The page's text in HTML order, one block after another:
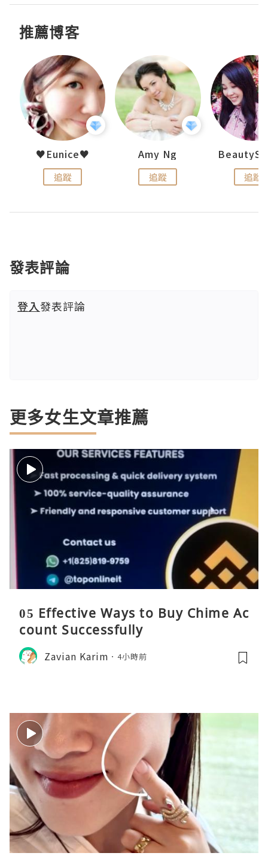
推薦博客
♥Eunice♥
追蹤
Amy Ng
追蹤 追蹤
發表評論
登入發表評論
更多女生文章推薦
05 Effective Ways to Buy Chime Ac
count Successfully
Zavian Karim 4小時前